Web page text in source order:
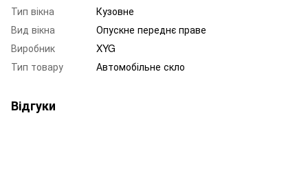
Тип вікна
Кузовне
Вид вікна
Опускне переднє праве
Виробник
XYG
Тип товару
Автомобільне скло
Відгуки